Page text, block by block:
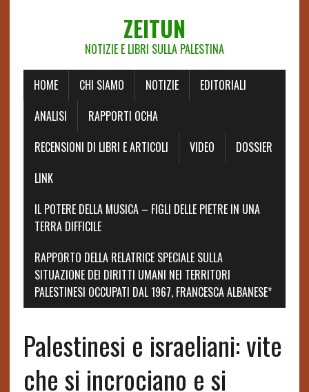
ZEITUN
NOTIZIE E LIBRI SULLA PALESTINA
HOME CHI SIAMO NOTIZIE
EDITORIALI
ANALISI
RAPPORTI OCHA
RECENSIONI DI LIBRI E ARTICOLI
VIDEO
DOSSIER
LINK
IL POTERE DELLA MUSICA – FIGLI DELLE PIETRE IN UNA
TERRA DIFFICILE
RAPPORTO DELLA RELATRICE SPECIALE SULLA
SITUAZIONE DEI DIRITTI UMANI NEI TERRITORI
PALESTINESI OCCUPATI DAL 1967, FRANCESCA ALBANESE*
Palestinesi e israeliani: vite
che si incrociano e si